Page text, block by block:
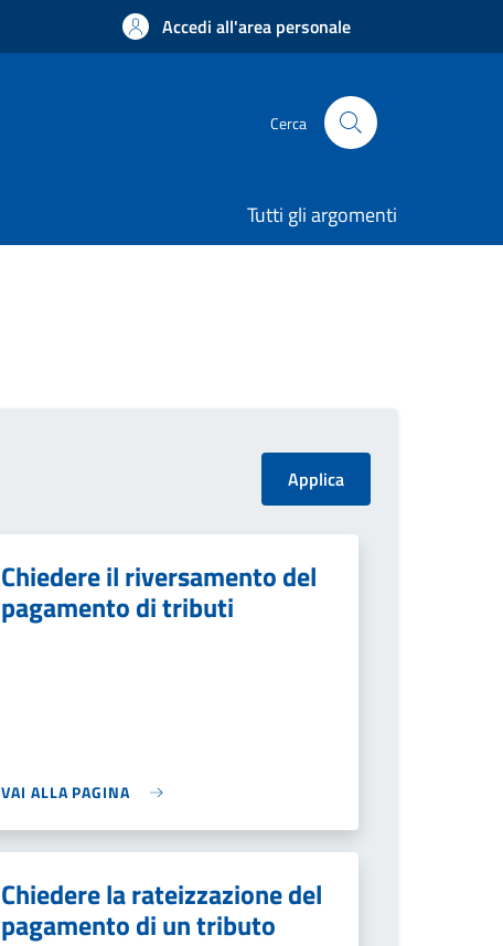
Accedi all'area personale
Cerca
Tutti gli argomenti
Chiedere il riversamento del
pagamento di tributi
VAI ALLA PAGINA
Chiedere la rateizzazione del
pagamento di un tributo